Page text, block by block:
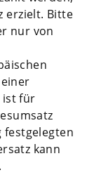
erzielt. Bitte
nur von
ist für
festgelegten
kann